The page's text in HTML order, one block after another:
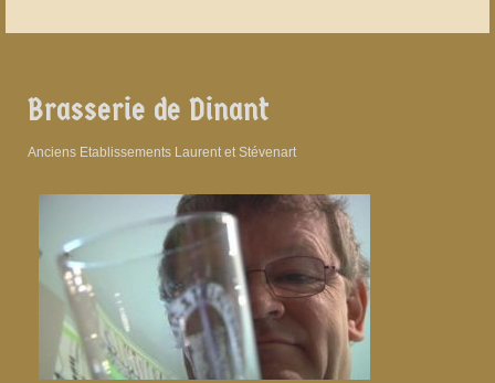
Brasserie de Dinant
Anciens Etablissements Laurent et Stévenart